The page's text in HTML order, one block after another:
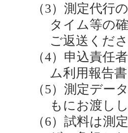
（3）測定代行
タイム等の
ご返送くだ
（4）申込責任
ム利用報告
（5）測定デー
もにお渡し
（6）試料は測